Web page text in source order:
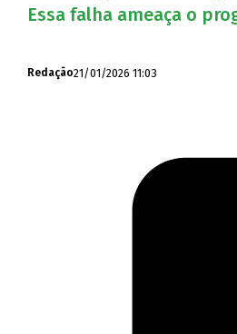
Essa falha ameaça o
Redação21/01/2026 11:03